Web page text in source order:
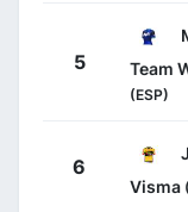
5
Team
(ESP)
6
Visma